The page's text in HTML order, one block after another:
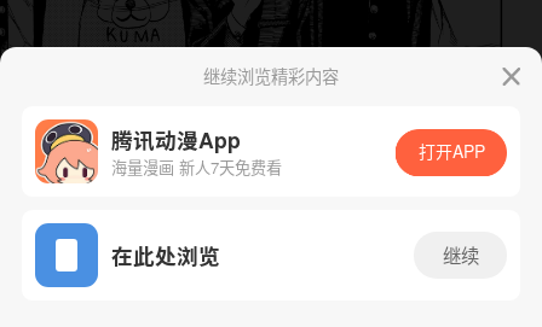
App免费看
下一话 腾漫App免费看
继续浏览精彩内容
腾讯动漫App
海量漫画 新人7天免费看
打开APP
在此处浏览 继续